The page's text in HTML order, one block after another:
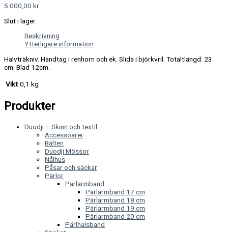
5.000,00 kr
Slut i lager
Beskrivning
Ytterligare information
Halvträkniv. Handtag i renhorn och ek. Slida i björkvril. Totaltlängd: 23
cm. Blad 12cm.
Vikt 0,1 kg
Produkter
Duodji – Skinn och textil
Accessoarer
Bälten
Duodji Mössor
Nålhus
Påsar och säckar
Pärlor
Pärlarmband
Pärlarmband 17 cm
Pärlarmband 18 cm
Pärlarmband 19 cm
Pärlarmband 20 cm
Pärlhalsband